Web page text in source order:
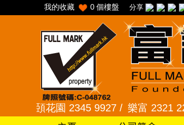
我的收藏 0 個樓盤 分享
采頣花園 2345 9927 /樂富 2321 2287 /